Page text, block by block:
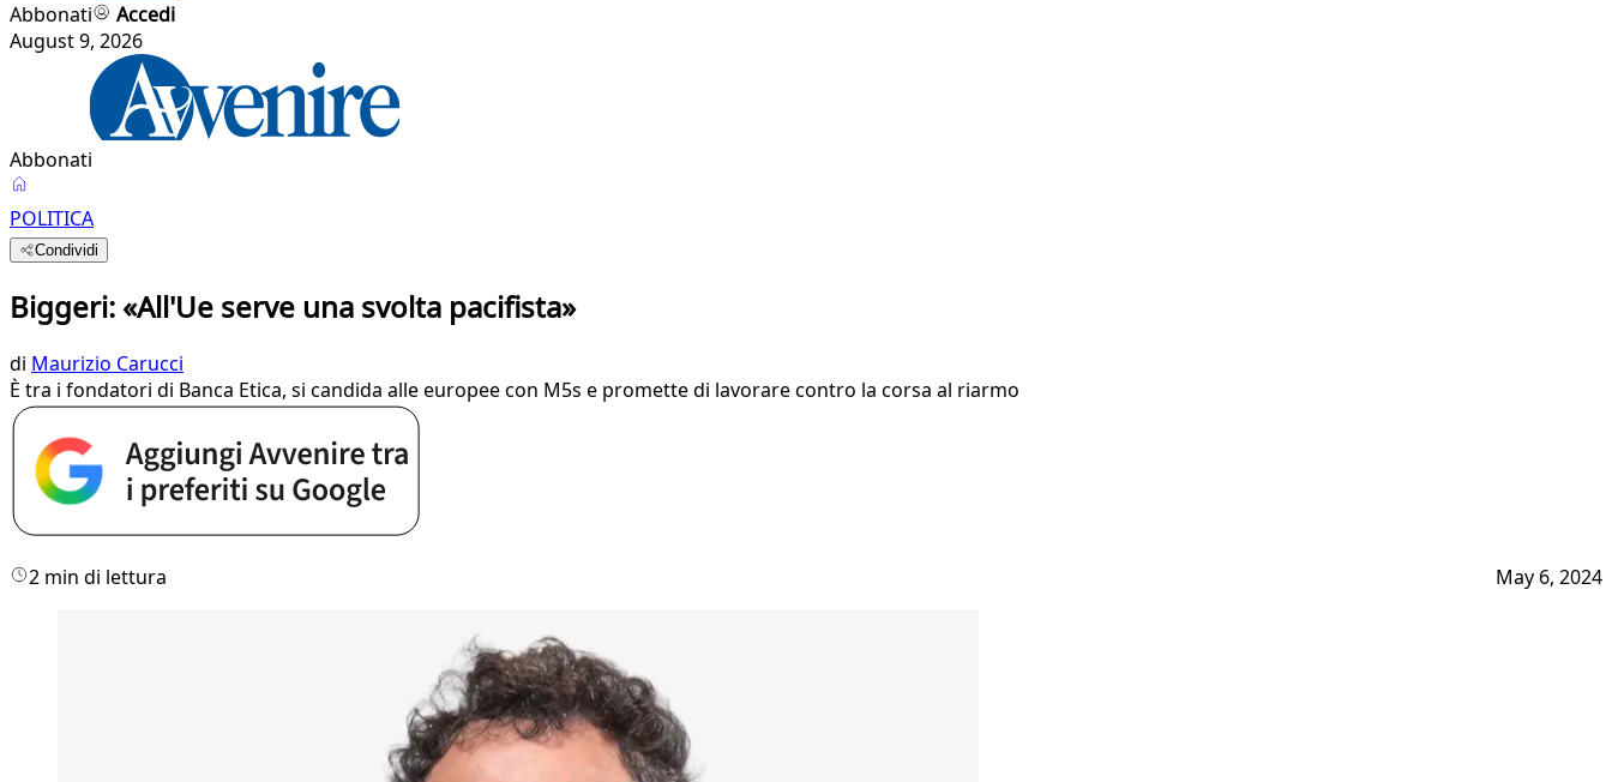
Abbonati
Accedi
August 9, 2026
Abbonati
POLITICA
Condividi
Biggeri: «All'Ue serve una svolta pacifista»
di Maurizio Carucci
È tra i fondatori di Banca Etica, si candida alle europee con M5s e promette di lavorare contro la corsa al riarmo
2 min di lettura May 6, 2024